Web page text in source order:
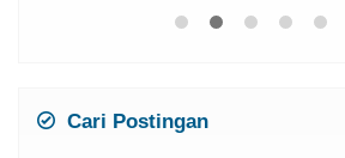
Cari Postingan